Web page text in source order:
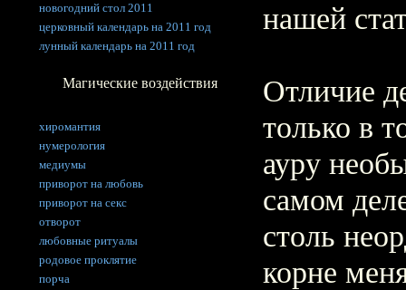
нашей
Отличие
только в
ауру
самом
столь
корне
новогодний стол 2011
церковный календарь на 2011 год
лунный календарь на 2011 год
Магические воздействия
хиромантия
нумерология
медиумы
приворот на любовь
приворот на секс
отворот
любовные ритуалы
родовое проклятие
порча